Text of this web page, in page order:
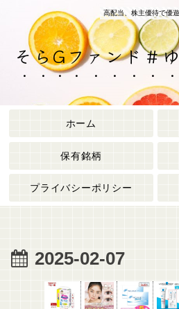
高配当、株主優待で優
そらGファンド＃
ホーム
保有銘柄
プライバシーポリシー
2025-02-07